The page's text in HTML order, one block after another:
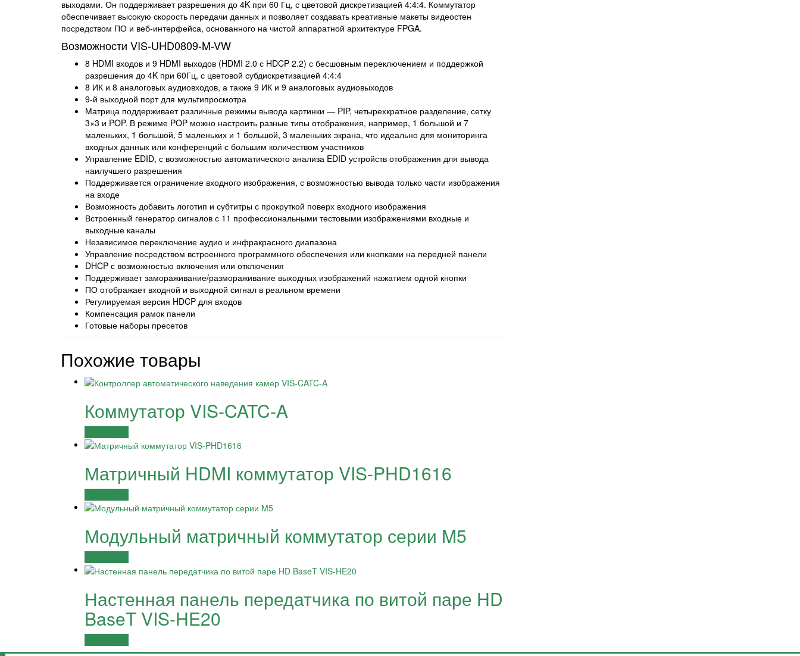
выходами. Он поддерживает разрешения до 4K при 60 Гц, с цветовой дискретизацией 4:4:4. Коммутатор
обеспечивает высокую скорость передачи данных и позволяет создавать креативные макеты видеостен
посредством ПО и веб-интерфейса, основанного на чистой аппаратной архитектуре FPGA.
Возможности VIS-UHD0809-M-VW
8 HDMI входов и 9 HDMI выходов (HDMI 2.0 с HDCP 2.2) с бесшовным переключением и поддержкой
разрешения до 4K при 60Гц, с цветовой субдискретизацией 4:4:4
8 ИК и 8 аналоговых аудиовходов, а также 9 ИК и 9 аналоговых аудиовыходов
9-й выходной порт для мультипросмотра
Матрица поддерживает различные режимы вывода картинки — PIP, четырехкратное разделение, сетку
3×3 и POP. В режиме POP можно настроить разные типы отображения, например, 1 большой и 7
маленьких, 1 большой, 5 маленьких и 1 большой, 3 маленьких экрана, что идеально для мониторинга
входных данных или конференций с большим количеством участников
Управление EDID, с возможностью автоматического анализа EDID устройств отображения для вывода
наилучшего разрешения
Поддерживается ограничение входного изображения, с возможностью вывода только части изображения
на входе
Возможность добавить логотип и субтитры с прокруткой поверх входного изображения
Встроенный генератор сигналов с 11 профессиональными тестовыми изображениями входные и
выходные каналы
Независимое переключение аудио и инфракрасного диапазона
Управление посредством встроенного программного обеспечения или кнопками на передней панели
DHCP с возможностью включения или отключения
Поддерживает замораживание/размораживание выходных изображений нажатием одной кнопки
ПО отображает входной и выходной сигнал в реальном времени
Регулируемая версия HDCP для входов
Компенсация рамок панели
Готовые наборы пресетов
Похожие товары
Коммутатор VIS-CATC-A
Матричный HDMI коммутатор VIS-PHD1616
Модульный матричный коммутатор серии M5
Настенная панель передатчика по витой паре HD
BaseT VIS-HE20